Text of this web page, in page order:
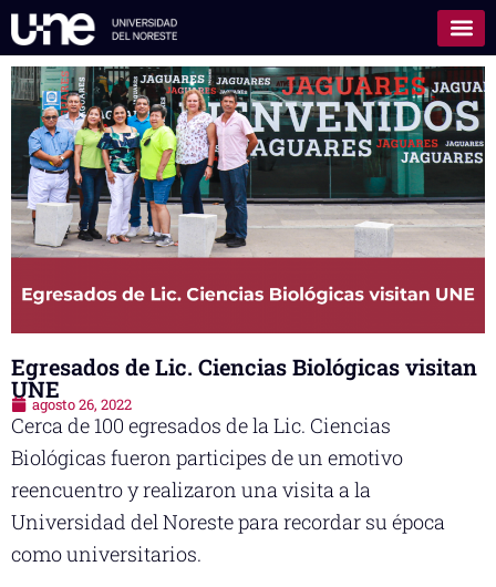
Egresados de Lic. Ciencias Biológicas visitan
UNE
agosto 26, 2022
Cerca de 100 egresados de la Lic. Ciencias
Biológicas fueron participes de un emotivo
reencuentro y realizaron una visita a la
Universidad del Noreste para recordar su época
como universitarios.